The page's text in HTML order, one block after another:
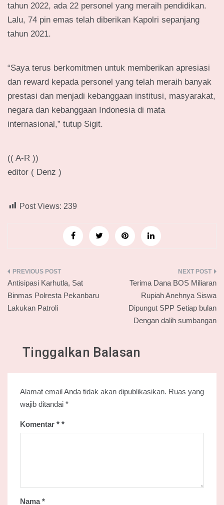
tahun 2022, ada 22 personel yang meraih pendidikan.
Lalu, 74 pin emas telah diberikan Kapolri sepanjang
tahun 2021.
“Saya terus berkomitmen untuk memberikan apresiasi
dan reward kepada personel yang telah meraih banyak
prestasi dan menjadi kebanggaan institusi, masyarakat,
negara dan kebanggaan Indonesia di mata
internasional,” tutup Sigit.
(( A-R ))
editor ( Denz )
Post Views: 239
Navigasi
pos
Antisipasi Karhutla, Sat
Binmas Polresta Pekanbaru
Lakukan Patroli
Terima Dana BOS Miliaran
Rupiah Anehnya Siswa
Dipungut SPP Setiap bulan
Dengan dalih sumbangan
Tinggalkan Balasan
Alamat email Anda tidak akan dipublikasikan. Ruas yang
wajib ditandai *
Komentar *
Nama*